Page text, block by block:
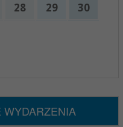
28 29 30
WYDARZENIA